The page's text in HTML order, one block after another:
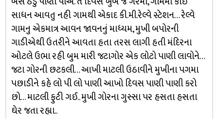
સાધન આવતુ નહી ગામથી એકાદ કી.મી.રેલ્વે સ્ટેશન… રેલ્વે
ગામનુ એકમાત્ર આવન જાવનનું માધ્યમ, મુખી બપોરની
ગાડીએથી ઉતરીને આવતા હતા તરસ લાગી હતી મંદિરના
ઓટલે ઉભા રહી બુમ મારી જટાગોર એક લોટો પાણી લાવોને…
જટા ગોરની છટકલી… આખી માટલી ઉઠાવીને મુખીના પગમા
પછાડીને કહે લો પી લો પાણી આખો દિવસ પાણી પાણી કરો
છો… માટલી ફુટી ગઈ.. મુખી ગોરના ગુસ્સા પર હસતા હસતા
ઘેર જતા રહ્યા..